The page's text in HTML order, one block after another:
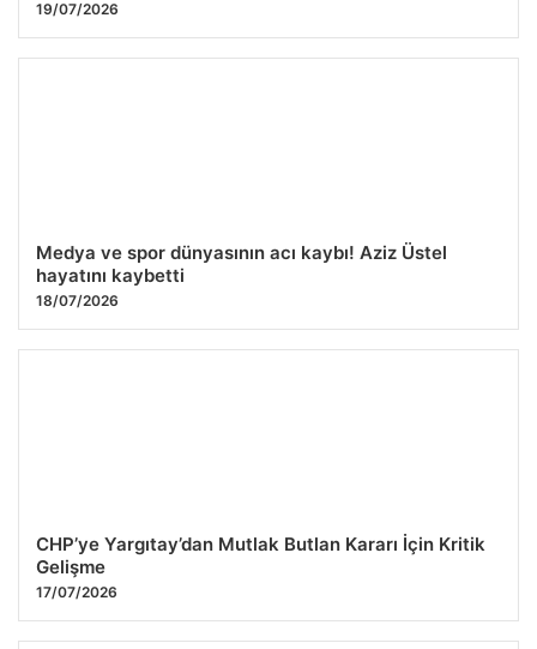
19/07/2026
Medya ve spor dünyasının acı kaybı! Aziz Üstel
hayatını kaybetti
18/07/2026
CHP’ye Yargıtay’dan Mutlak Butlan Kararı İçin Kritik
Gelişme
17/07/2026